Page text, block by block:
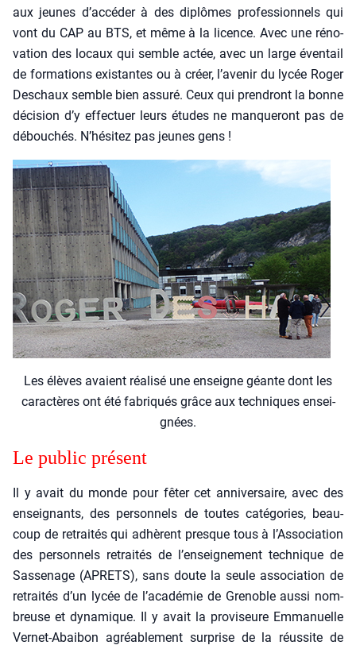
aux jeunes d’accéder à des diplômes pro­fes­sion­nels qui
vont du CAP au BTS, et même à la licence. Avec une réno­
va­tion des locaux qui semble actée, avec un large éven­tail
de for­ma­tions exis­tantes ou à créer, l’avenir du lycée Roger
Des­chaux semble bien assu­ré. Ceux qui pren­dront la bonne
déci­sion d’y effec­tuer leurs études ne man­que­ront pas de
débou­chés. N’hésitez pas jeunes gens !
Les élèves avaient réa­li­sé une enseigne géante dont les
carac­tères ont été fabri­qués grâce aux tech­niques ensei­
gnées.
Le public pré­sent
Il y avait du monde pour fêter cet anni­ver­saire, avec des
ensei­gnants, des per­son­nels de toutes caté­go­ries, beau­
coup de retrai­tés qui adhèrent presque tous à l’Association
des per­son­nels retrai­tés de l’enseignement tech­nique de
Sas­se­nage (APRETS), sans doute la seule asso­cia­tion de
retrai­tés d’un lycée de l’académie de Gre­noble aus­si nom­
breuse et dyna­mique. Il y avait la pro­vi­seure Emma­nuelle
Ver­net-Abai­bon agréa­ble­ment sur­prise de la réus­site de